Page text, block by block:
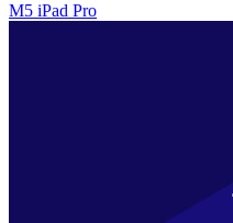
M5 iPad Pro